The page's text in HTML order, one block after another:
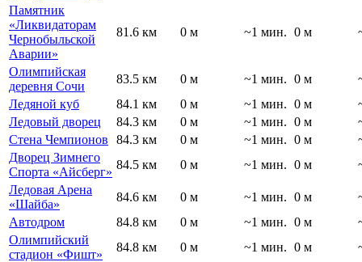
Памятник
«Ликвидаторам
Чернобыльской
Аварии»
81.6 км 0 м ~1 мин. 0 м
Олимпийская
деревня Сочи
83.5 км 0 м ~1 мин. 0 м
Ледяной куб
84.1 км 0 м ~1 мин. 0 м
Ледовый дворец
84.3 км 0 м ~1 мин. 0 м
Стена Чемпионов
84.3 км 0 м ~1 мин. 0 м
Дворец Зимнего
Спорта «Айсберг»
84.5 км 0 м ~1 мин. 0 м
Ледовая Арена
«Шайба»
84.6 км 0 м ~1 мин. 0 м
Автодром
84.8 км 0 м ~1 мин. 0 м
Олимпийский
стадион «Фишт»
84.8 км 0 м ~1 мин. 0 м